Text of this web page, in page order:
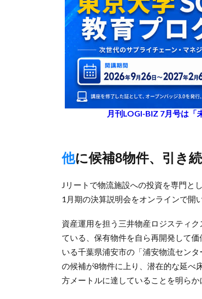
月刊LOGI-BIZ 7月号は「
他に候補8物件、引き
Jリートで物流施設への投資を専門と
1月期の決算説明会をオンラインで開い
資産運用を担う三井物産ロジスティ
ている、保有物件を自ら再開発して
いる千葉県浦安市の「浦安物流セン
の候補が8物件に上り、潜在的な延べ
方メートルに達していることを明ら